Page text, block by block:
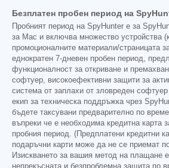
Безплатен пробен период на
Пробният период на SpyHunter е за
за Mac и включва множество устройства
промоционалните материали/страницата
еднократен 7-дневен пробен период,
функционалност за откриване и
софтуер, високоефективни защити за
система от заплахи от зловреден
екип за техническа поддръжка чрез
бъдете таксувани предварително по
въпреки че е необходима кредитна карта
пробния период. (Предплатени кредитни
подаръчни карти може да не се приемат
Изискването за вашия метод на плащане
непрекъсната и безпроблемна защита по